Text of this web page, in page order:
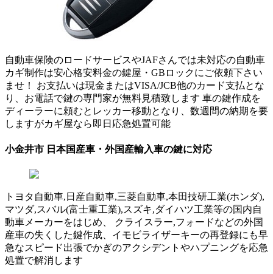
自動車保険のロードサービスやJAFさんでは未対応の自動車
カギ制作は安心格安料金の鍵屋・GBロックにご依頼下さい
ませ！ お支払いは現金またはVISA/JCB他のカード支払とな
り、お電話で鍵の専門家が無料見積致します 車の鍵作成を
ディーラーに頼むとレッカー移動となり、数週間の納期を要
しますがカギ屋なら即日応急処置可能
小金井市 日本国産車・外国産輸入車の鍵に対応
トヨタ自動車,日産自動車,三菱自動車,本田技研工業(ホンダ),
マツダ,スバル(富士重工業),スズキ,ダイハツ工業等の国内自
動車メーカーをはじめ、 クライスラー,フォードなどの外国
産車の失くした鍵作成、イモビライザーキーの再登録にも早
急なスピード出張でかぎのアクシデントやハプニングを応急
処置で解消します